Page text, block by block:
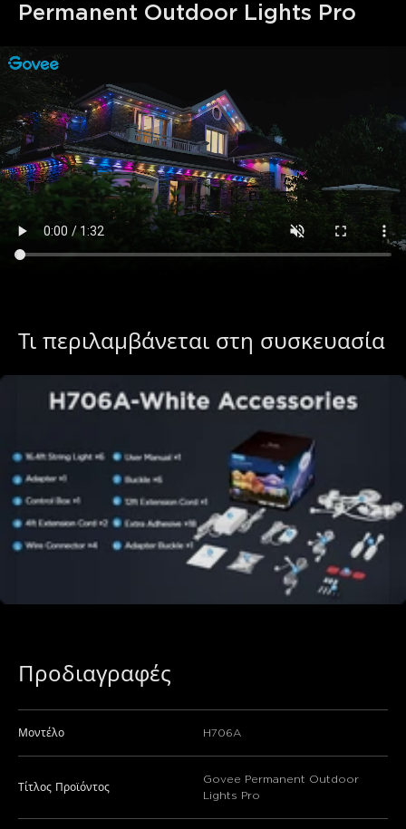
Permanent Outdoor Lights Pro
Τι περιλαμβάνεται στη συσκευασία
Προδιαγραφές
Μοντέλο H706A
Τίτλος Προϊόντος
Govee Permanent Outdoor
Lights Pro